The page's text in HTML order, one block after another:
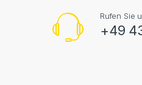
Rufen Sie
+49